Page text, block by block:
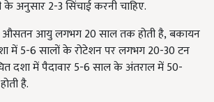
के अनुसार 2-3 सिंचाई करनी चाहिए.
औसतन आयु लगभग20 साल तक होती है, बकायन
में 5-6 सालों के रोटेशन पर लगभग 20-30 टन
दशा में पैदावार 5-6 साल के अंतराल में 50-
है.